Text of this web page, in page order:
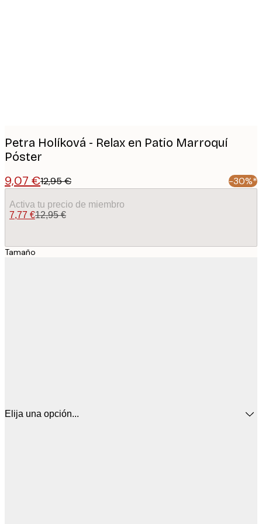
Petra Holíková - Relax en Patio Marroquí
Póster
9,07 €12,95 € -30%*
Activa tu precio de miembro
7,77 €12,95 €
Tamaño
Elija una opción...